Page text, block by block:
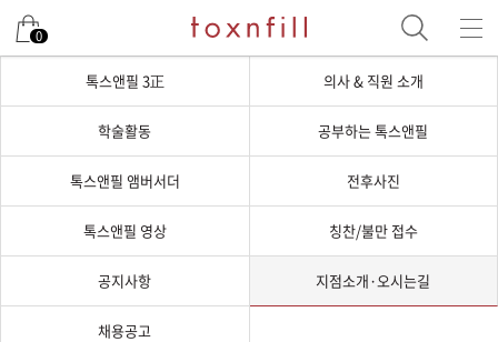
0
톡스앤필 3正 의사 & 직원 소개
학술활동 공부하는 톡스앤필
톡스앤필 앰버서더 전후사진
톡스앤필 영상 칭찬/불만 접수
공지사항 지점소개·오시는길
채용공고